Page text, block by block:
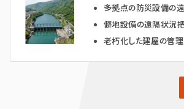
多拠点の防災設備の
僻地設備の遠隔状況
老朽化した建屋の管